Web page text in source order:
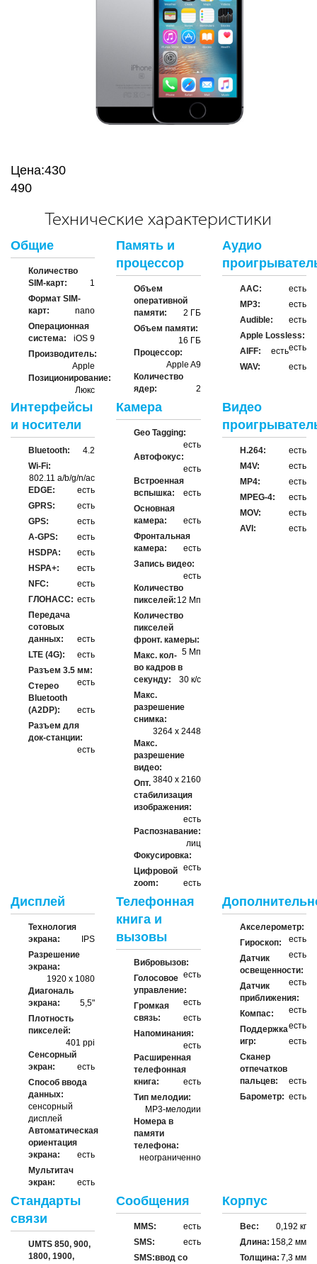
Цена:430
490
Технические характеристики
Общие
Количество
SIM-карт:
1
Формат SIM-
карт:
nano
Операционная
система:
iOS 9
Производитель:
Apple
Позиционирование:
Люкс
Память и
процессор
Объем
оперативной
памяти:
2 ГБ
Объем памяти:
16 ГБ
Процессор:
Apple A9
Количество
ядер:
2
Аудио
AAC:
есть
MP3:
есть
Audible:
есть
Apple Lossless:
есть
AIFF:
есть
WAV:
есть
Интерфейсы
и носители
Bluetooth:
4.2
Wi-Fi:
802.11 a/b/g/n/ac
EDGE:
есть
GPRS:
есть
GPS:
есть
A-GPS:
есть
HSDPA:
есть
HSPA+:
есть
NFC:
есть
ГЛОНАСС: есть
Передача
сотовых
данных:
есть
LTE (4G):
есть
Разъем 3.5 мм:
есть
Стерео
Bluetooth
(A2DP):
есть
Разъем для
док-станции:
есть
Камера
Geo Tagging:
есть
Автофокус:
есть
Встроенная
вспышка:
есть
Основная
камера:
есть
Фронтальная
камера:
есть
Запись видео:
есть
Количество
пикселей: 12 Мп
Количество
пикселей
фронт. камеры:
5 Мп
Макс. кол-
во кадров в
секунду:
30 к/с
Макс.
разрешение
снимка:
3264 х 2448
Макс.
разрешение
видео:
3840 х 2160
Опт.
стабилизация
изображения:
есть
Распознавание:
лиц
Фокусировка:
есть
Цифровой
zoom:
есть
Видео
H.264:
есть
M4V:
есть
MP4:
есть
MPEG-4:
есть
MOV:
есть
AVI:
есть
Дисплей
Технология
экрана:
IPS
Разрешение
экрана:
1920 х 1080
Диагональ
экрана:
5,5"
Плотность
пикселей:
401 ppi
Сенсорный
экран:
есть
Способ ввода
данных:
сенсорный
дисплей
Автоматическая
ориентация
экрана:
есть
Мультитач
экран:
есть
Телефонная
книга и
вызовы
Вибровызов:
есть
Голосовое
управление:
есть
Громкая
связь:
есть
Напоминания:
есть
Расширенная
телефонная
книга:
есть
Тип мелодии:
MP3-мелодии
Номера в
памяти
телефона:
неограниченно
Акселерометр:
есть
Гироскоп:
есть
Датчик
освещенности:
есть
Датчик
приближения:
есть
Компас:
есть
Поддержка
игр:
есть
Сканер
отпечатков
пальцев:
есть
Барометр: есть
Стандарты
связи
UMTS 850, 900,
1800, 1900,
Сообщения
MMS:
есть
SMS:
есть
SMS:ввод со
Корпус
Вес:
0,192 кг
Длина: 158,2 мм
Толщина: 7,3 мм